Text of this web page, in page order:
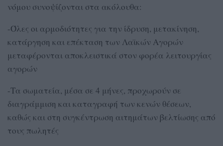
νόμου συνοψίζονται στα ακόλουθα:
-Όλες οι αρμοδιότητες για την ίδρυση, μετακίνηση,
κατάργηση και επέκταση των Λαϊκών Αγορών
μεταφέρονται αποκλειστικά στον φορέα λειτουργίας
αγορών
-Τα σωματεία, μέσα σε 4 μήνες, προχωρούν σε
διαγράμμιση και καταγραφή των κενών θέσεων,
καθώς και στη συγκέντρωση αιτημάτων βελτίωσης από
τους πωλητές